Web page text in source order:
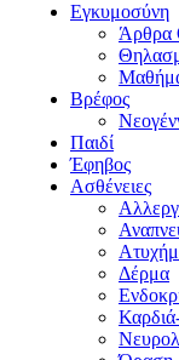
Εγκυμοσύνη
Άρθρα
Βρέφος
Παιδί
Έφηβος
Ασθένειες
Δέρμα